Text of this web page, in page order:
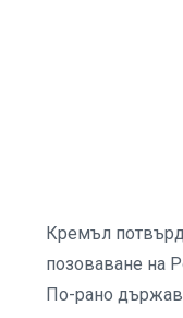
Кремъл
позоваване на
По-рано